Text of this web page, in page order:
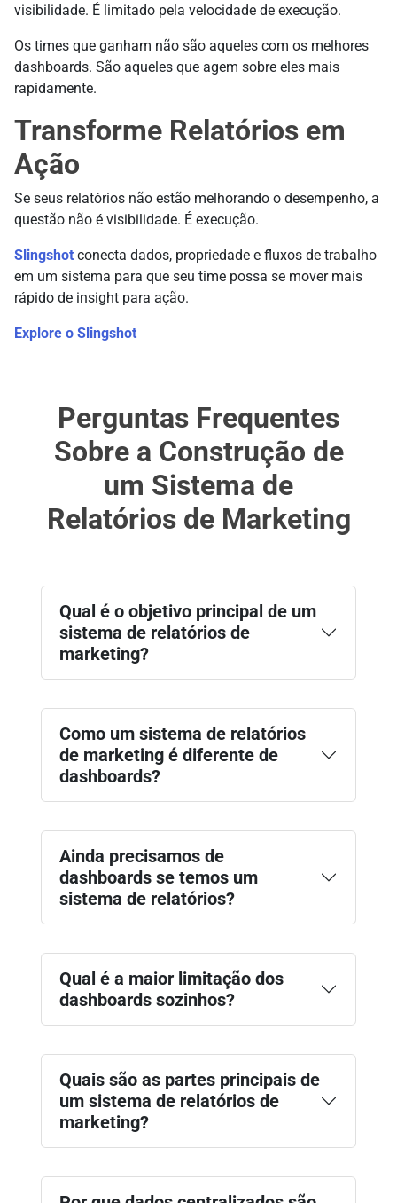
visibilidade. É limitado pela velocidade de execução.
Os times que ganham não são aqueles com os melhores
dashboards. São aqueles que agem sobre eles mais
rapidamente.
Transforme Relatórios em
Ação
Se seus relatórios não estão melhorando o desempenho, a
questão não é visibilidade. É execução.
Slingshot conecta dados, propriedade e fluxos de trabalho
em um sistema para que seu time possa se mover mais
rápido de insight para ação.
Explore o Slingshot
Perguntas Frequentes
Sobre a Construção de
um Sistema de
Relatórios de Marketing
Qual é o objetivo principal de um
sistema de relatórios de
marketing?
Como um sistema de relatórios
de marketing é diferente de
dashboards?
Ainda precisamos de
dashboards se temos um
sistema de relatórios?
Qual é a maior limitação dos
dashboards sozinhos?
Quais são as partes principais de
um sistema de relatórios de
marketing?